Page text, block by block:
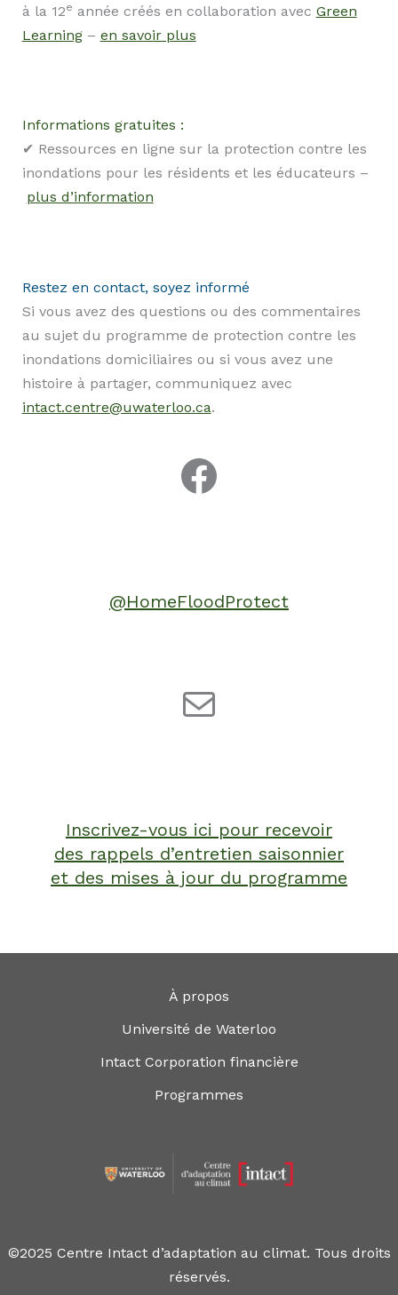
à la 12e année créés en collaboration avec Green
Learning– en savoir plus
Informations gratuites :
✔ Ressources en ligne sur la protection contre les
inondations pour les résidents et les éducateurs –
plus d’information
Restez en contact, soyez informé
Si vous avez des questions ou des commentaires
au sujet du programme de protection contre les
inondations domiciliaires ou si vous avez une
histoire à partager, communiquez avec
intact.centre@uwaterloo.ca.
@HomeFloodProtect
Inscrivez-vous ici pour recevoir
des rappels d’entretien saisonnier
et des mises à jour du programme
À propos
Université de Waterloo
Intact Corporation financière
Programmes
©2025 Centre Intact d’adaptation au climat. Tous droits
réservés.